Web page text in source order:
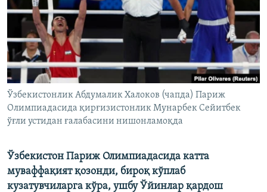
Ўзбекистонлик Абдумалик Халоков (чапда) Париж
Олимпиадасида қирғизистонлик Мунарбек Сейитбек
ўғли устидан ғалабасини нишонламоқда
Ўзбекистон Париж Олимпиадасида катта
муваффақият қозонди, бироқ кўплаб
кузатувчиларга кўра, ушбу Ўйинлар қардош